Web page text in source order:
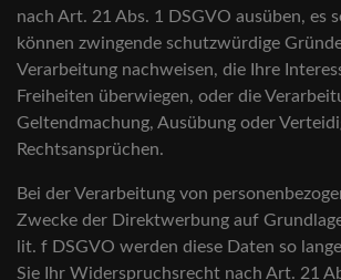
nach Art. 21 Abs. 1 DSGVO ausüben, es
können zwingende schutzwürdige
Verarbeitung nachweisen, die Ihre
Freiheiten überwiegen, oder die
Geltendmachung, Ausübung oder
Rechtsansprüchen.
Bei der Verarbeitung von
Zwecke der Direktwerbung auf
lit. f DSGVO werden diese Daten so
Sie Ihr Widerspruchsrecht nach Art. 21